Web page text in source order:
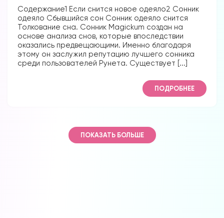
Содержание1 Если снится новое одеяло2 Сонник
одеяло Сбывшийся сон Сонник одеяло снится
Толкование сна. Сонник Magickum создан на
основе анализа снов, которые впоследствии
оказались предвещающими. Именно благодаря
этому он заслужил репутацию лучшего сонника
среди пользователей Рунета. Существует [...]
ПОДРОБНЕЕ
ПОКАЗАТЬ БОЛЬШЕ